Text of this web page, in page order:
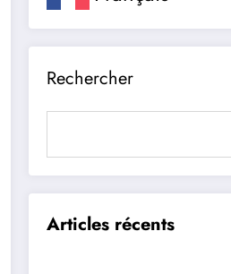
Rechercher
Articles récents